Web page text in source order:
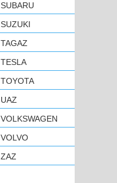
SUBARU
SUZUKI
TAGAZ
TESLA
TOYOTA
UAZ
VOLKSWAGEN
VOLVO
ZAZ